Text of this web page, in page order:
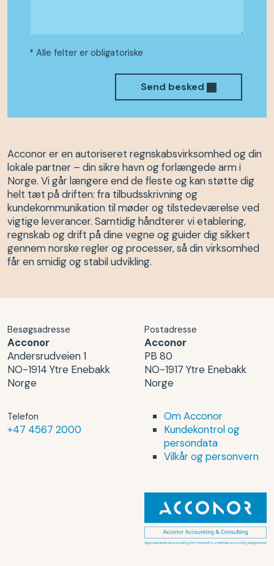
* Alle felter er obligatoriske
Send besked
Acconor er en autoriseret regnskabsvirksomhed og din
lokale partner – din sikre havn og forlængede arm i
Norge. Vi går længere end de fleste og kan støtte dig
helt tæt på driften: fra tilbudsskrivning og
kundekommunikation til møder og tilstedeværelse ved
vigtige leverancer. Samtidig håndterer vi etablering,
regnskab og drift på dine vegne og guider dig sikkert
gennem norske regler og processer, så din virksomhed
får en smidig og stabil udvikling.
Besøgsadresse
Acconor
Andersrudveien 1
NO-1914 Ytre Enebakk
Norge
Postadresse
Acconor
PB 80
NO-1917 Ytre Enebakk
Norge
Telefon
+47 4567 2000
Om Acconor
Kundekontrol og
persondata
Vilkår og personvern